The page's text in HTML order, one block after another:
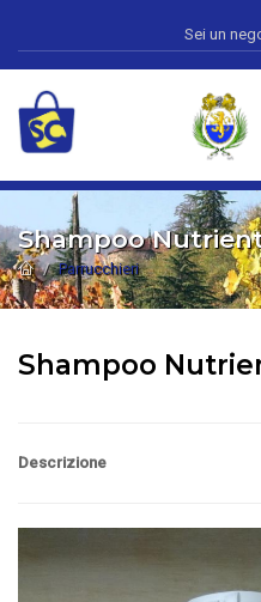
Sei un
Shampoo
Parrucchieri
Shampoo
Descrizione